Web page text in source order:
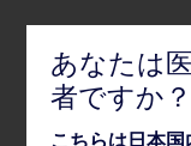
仕様
あなたは
者ですか？